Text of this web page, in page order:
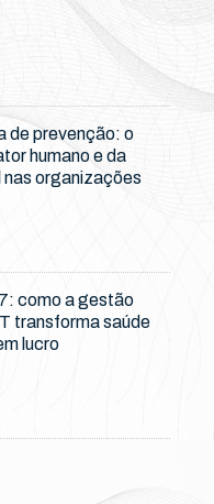
de prevenção: o
humano e da
nas organizações
como a gestão
transforma saúde
lucro